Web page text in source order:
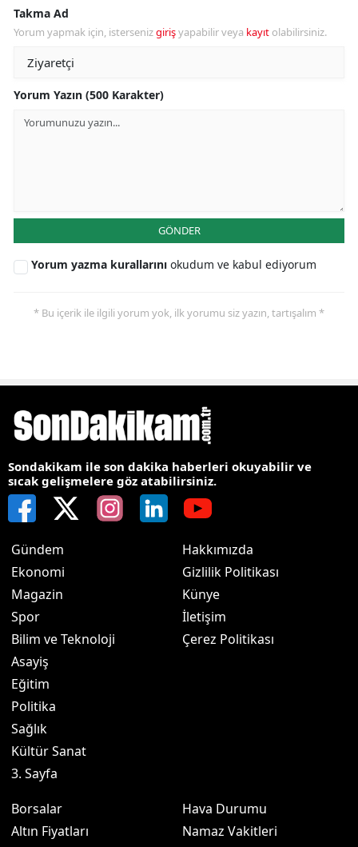
Takma Ad
Yorum yapmak için, istersenizgirişyapabilir veya kayıt olabilirsiniz.
Yorum Yazın (500 Karakter)
GÖNDER
Yorum yazma kurallarını okudum ve kabul ediyorum
* Bu içerik ile ilgili yorum yok, ilk yorumu siz yazın, tartışalım *
Sondakikam ile son dakika haberleri okuyabilir ve
sıcak gelişmelere göz atabilirsiniz.
Gündem
Ekonomi
Magazin
Spor
Bilim ve Teknoloji
Asayiş
Eğitim
Politika
Sağlık
Kültür Sanat
3. Sayfa
Hakkımızda
Gizlilik Politikası
Künye
İletişim
Çerez Politikası
Borsalar
Altın Fiyatları
Hava Durumu
Namaz Vakitleri